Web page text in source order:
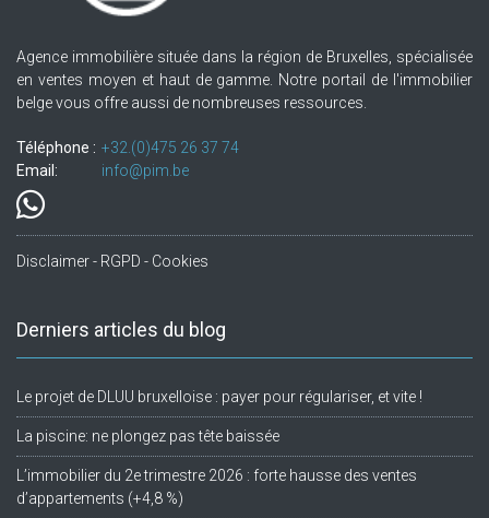
Agence immobilière située dans la région de Bruxelles, spécialisée
en ventes moyen et haut de gamme. Notre portail de l'immobilier
belge vous offre aussi de nombreuses ressources.
Téléphone : +32.(0)475 26 37 74
Email:
info@pim.be
Disclaimer - RGPD - Cookies
Derniers articles du blog
Le projet de DLUU bruxelloise : payer pour régulariser, et vite !
La piscine: ne plongez pas tête baissée
L’immobilier du 2e trimestre 2026 : forte hausse des ventes
d’appartements (+4,8 %)